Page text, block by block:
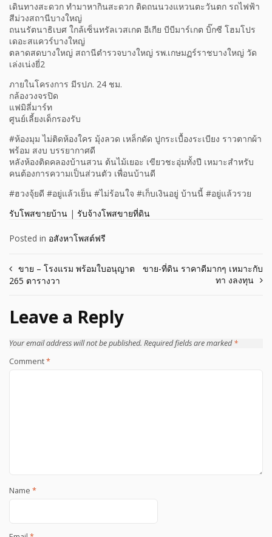
เดินทางสะดวก ทำมาหากินสะดวก ติดถนนวงแหวนตะวันตก รถไฟฟ้า
สีม่วงสถานีบางใหญ่
ถนนรัตนาธิเบศ ใกล้เซ็นทรัลเวสเกต อีเกีย บีบีมาร์เกต บิ๊กซี โฮมโปร
เดอะสแควร์บางใหญ่
ตลาดสดบางใหญ่ สถานีตำรวจบางใหญ่ รพ.เกษมฏร์ราชบางใหญ่ วัด
เล่งเน่งยี่2
ภายในโครงการ มีรปภ. 24 ชม.
กล้องวงจรปิด
แฟมิลี่มาร์ท
ศูนย์เลี้ยงเด็กรองรับ
#ห้องมุม ไม่ติดห้องใคร มุ้งลวด เหล็กดัด ปูกระเบื้องระเบียง ราวตากผ้า
พร้อม สงบ บรรยากาศดี
หลังห้องติดคลองบ้านสวน ต้นไม้เยอะ เขียวชะอุ่มทั้งปี เหมาะสำหรับ
คนต้องการความเป็นส่วนตัว เพื่อนบ้านดี
#ฮวงจุ้ยดี #อยู่แล้วเย็น #ไม่ร้อนใจ #เก็บเงินอยู่ บ้านนี้ #อยู่แล้วรวย
รับโพสขายบ้าน | รับจ้างโพสขายที่ดิน
Posted in อสังหาโพสต์ฟรี
Post
ขาย – โรงแรม พร้อมใบอนุญาต
265 ตารางวา
ขาย-ที่ดิน ราคาดีมากๆ เหมาะกับ
ทา งลงทุน
Leave a Reply
Your email address will not be published. Required fields are marked*
Comment*
Name *